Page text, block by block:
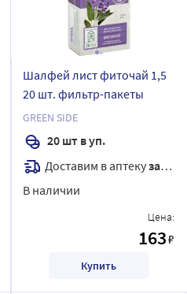
Шалфей лист фиточай 1,5
20 шт. фильтр-пакеты
GREEN SIDE
20 шт в уп.
Доставим в аптекузавтра
В наличии
Цена:
163₽
Купить